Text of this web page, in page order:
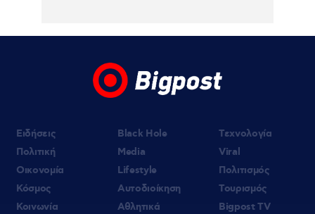
Ειδήσεις
Πολιτική
Οικονομία
Κόσμος
Κοινωνία
Black Hole
Media
Lifestyle
Αυτοδιοίκηση
Αθλητικά
Τεχνολογία
Viral
Πολιτισμός
Τουρισμός
Bigpost TV